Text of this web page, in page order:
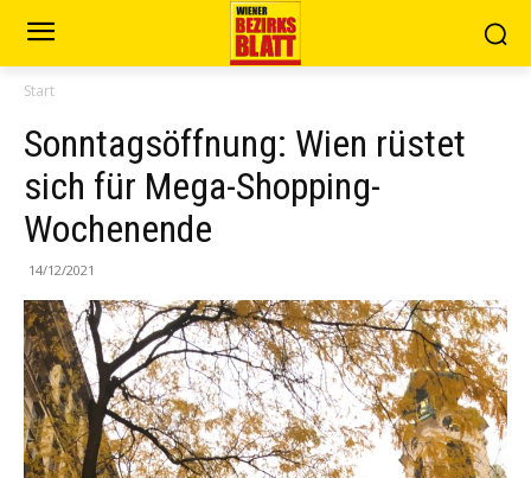
Start
Sonntagsöffnung: Wien rüstet
sich für Mega-Shopping-
Wochenende
14/12/2021